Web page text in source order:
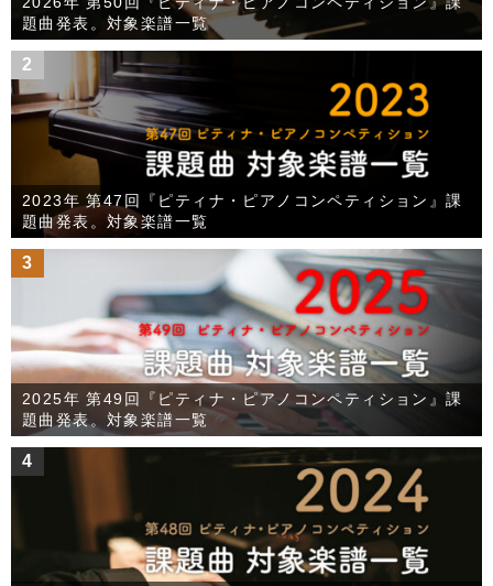
題曲発表。対象楽譜一覧
2
2023年 第47回『ピティナ・ピアノコンペティション』課
題曲発表。対象楽譜一覧
3
2025年 第49回『ピティナ・ピアノコンペティション』課
題曲発表。対象楽譜一覧
4